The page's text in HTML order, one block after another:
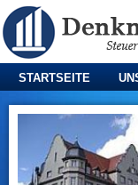
STARTSEITE